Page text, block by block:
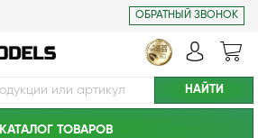
ОБРАТНЫЙ ЗВОНОК
КАТАЛОГ ТОВАРОВ